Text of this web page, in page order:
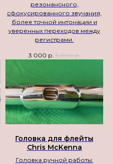
резонансного,
сфокусированного звучания,
более точной интонации и
уверенных переходов между
регистрами.
3 000 р. 5 000 р.
Головка для флейты
Chris McKenna
Головка ручной работы: